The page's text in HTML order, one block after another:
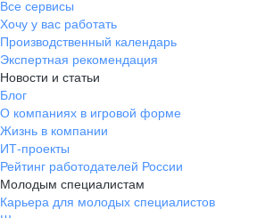
Все сервисы
Хочу у вас работать
Производственный календарь
Экспертная рекомендация
Новости и статьи
Блог
О компаниях в игровой форме
Жизнь в компании
ИТ-проекты
Рейтинг работодателей России
Молодым специалистам
Карьера для молодых специалистов